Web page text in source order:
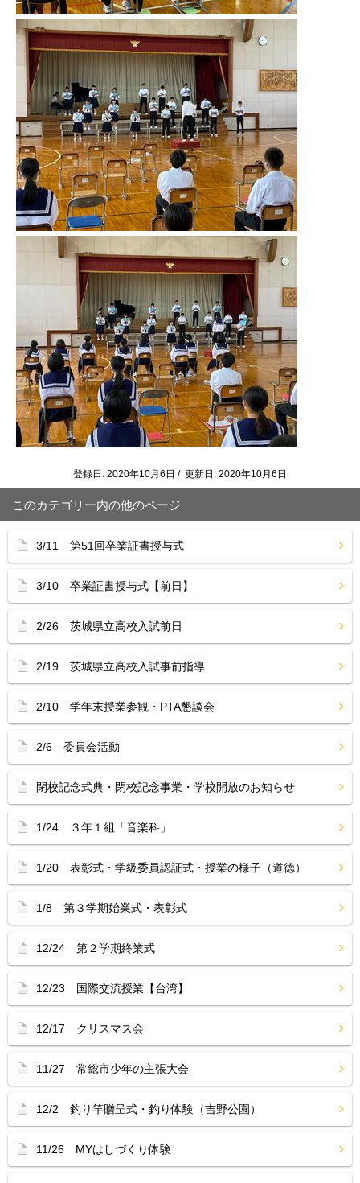
登録日: 2020年10月6日 / 更新日: 2020年10月6日
このカテゴリー内の他のページ
3/11 第51回卒業証書授与式
3/10 卒業証書授与式【前日】
2/26 茨城県立高校入試前日
2/19 茨城県立高校入試事前指導
2/10 学年末授業参観・PTA懇談会
2/6 委員会活動
閉校記念式典・閉校記念事業・学校開放のお知らせ
1/24 ３年１組「音楽科」
1/20 表彰式・学級委員認証式・授業の様子（道徳）
1/8 第３学期始業式・表彰式
12/24 第２学期終業式
12/23 国際交流授業【台湾】
12/17 クリスマス会
11/27 常総市少年の主張大会
12/2 釣り竿贈呈式・釣り体験（吉野公園）
11/26 MYはしづくり体験